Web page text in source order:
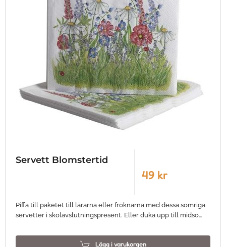
Servett Blomstertid
49 kr
Piffa till paketet till lärarna eller fröknarna med dessa somriga
servetter i skolavslutningspresent. Eller duka upp till midso…
Lägg i varukorgen